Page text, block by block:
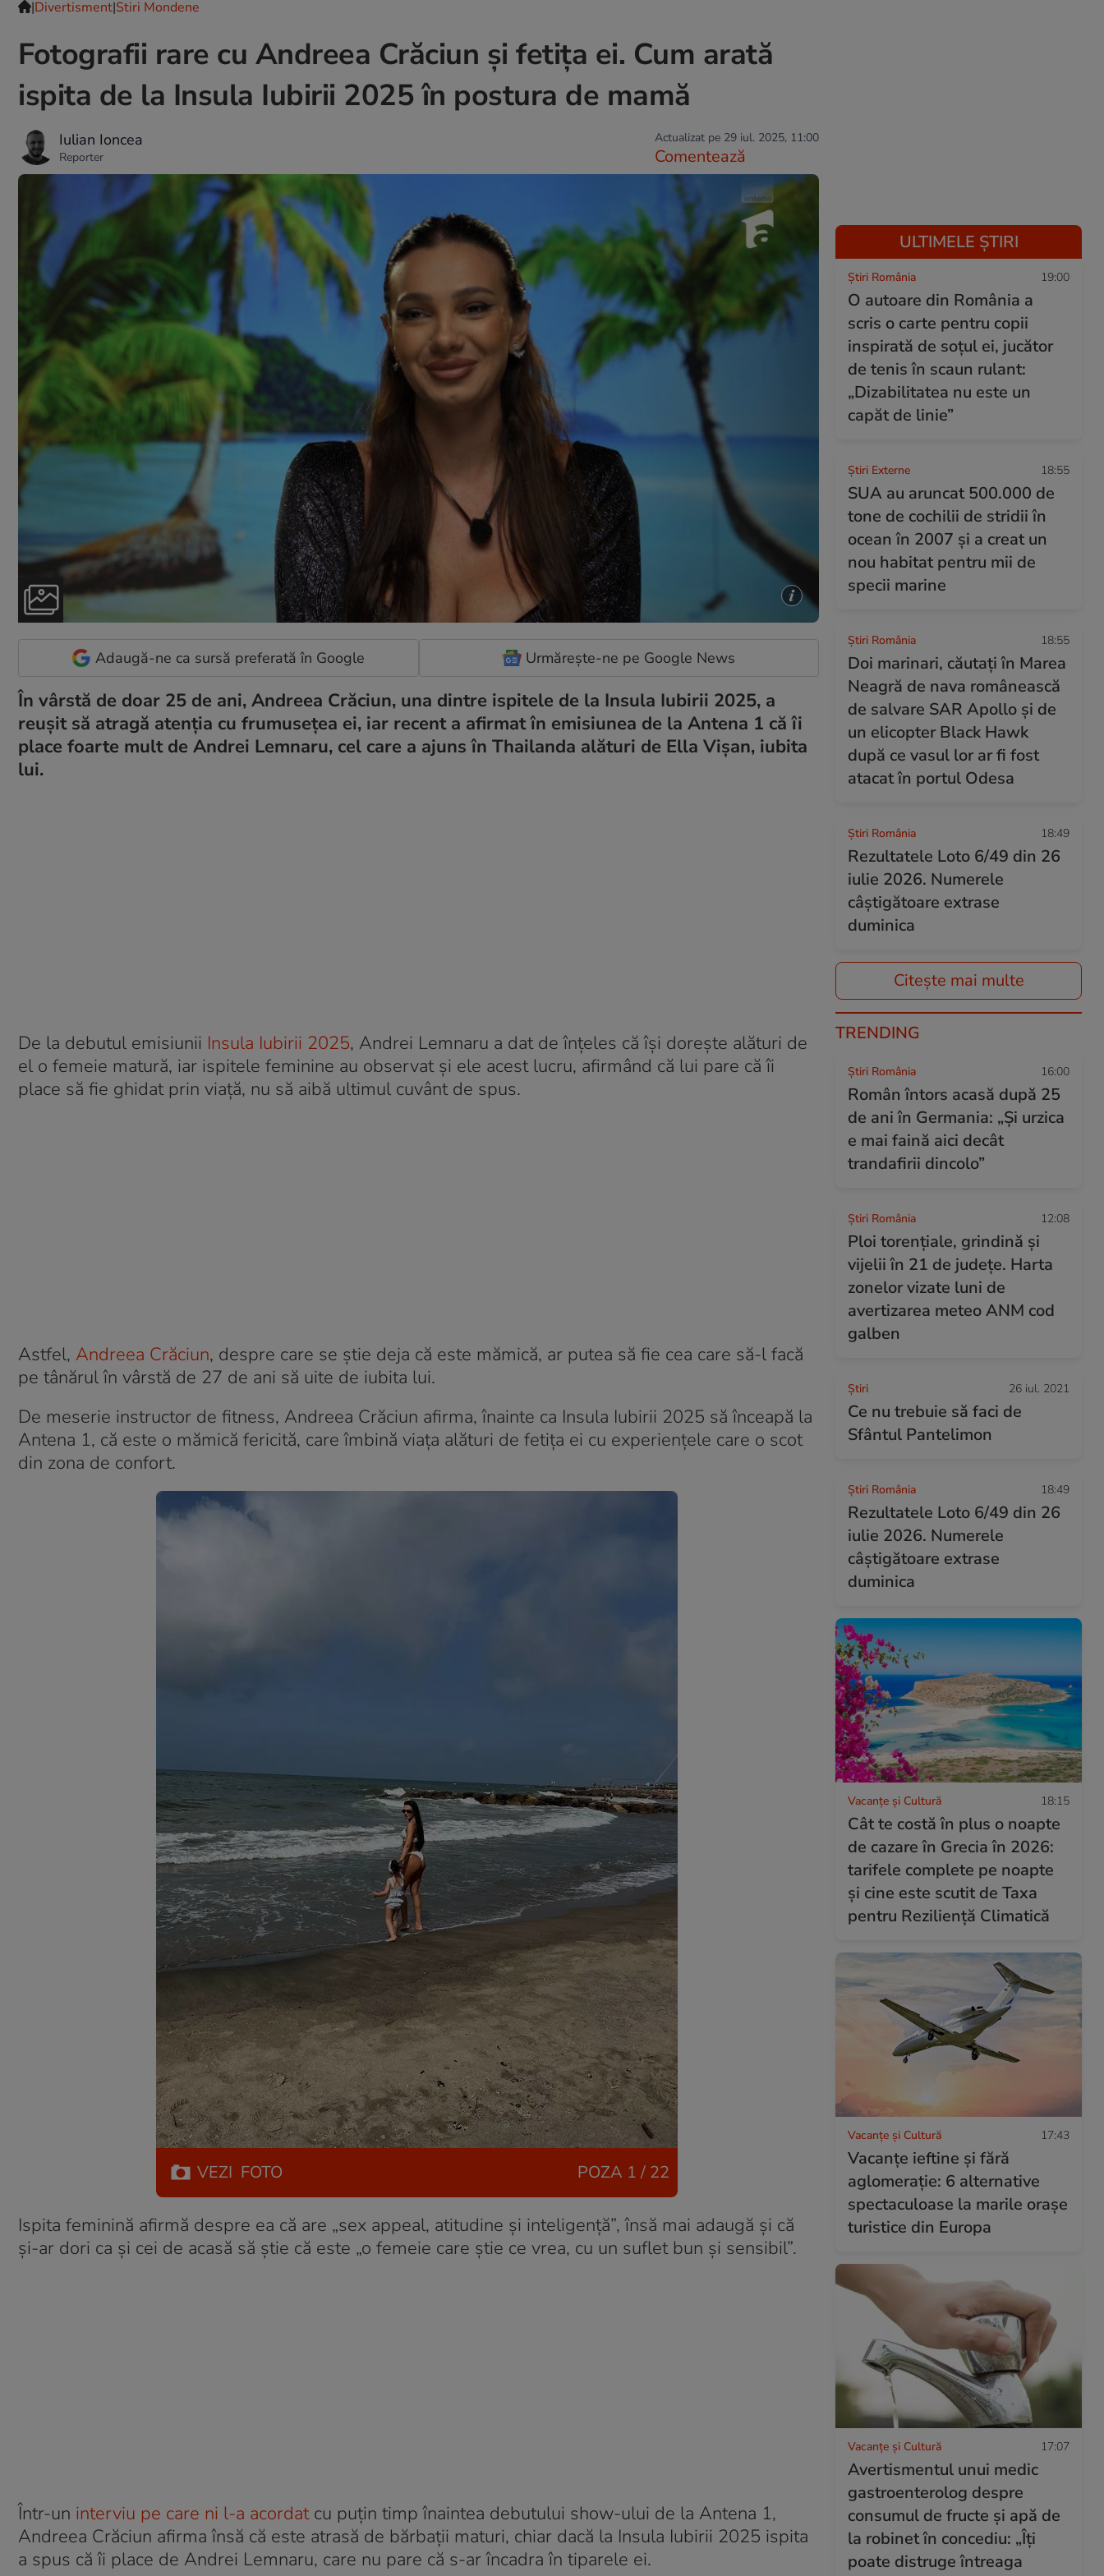
|Divertisment|Stiri Mondene
Fotografii rare cu Andreea Crăciun și fetița ei. Cum arată
ispita de la Insula Iubirii 2025 în postura de mamă
Iulian Ioncea
Reporter
Actualizat pe 29 iul. 2025, 11:00
Comentează
Adaugă-ne ca sursă preferată în Google Urmărește-ne pe Google News
În vârstă de doar 25 de ani, Andreea Crăciun, una dintre ispitele de la Insula Iubirii 2025, a
reușit să atragă atenția cu frumusețea ei, iar recent a afirmat în emisiunea de la Antena 1 că îi
place foarte mult de Andrei Lemnaru, cel care a ajuns în Thailanda alături de Ella Vișan, iubita
lui.
De la debutul emisiunii Insula Iubirii 2025, Andrei Lemnaru a dat de înțeles că își dorește alături de
el o femeie matură, iar ispitele feminine au observat și ele acest lucru, afirmând că lui pare că îi
place să fie ghidat prin viață, nu să aibă ultimul cuvânt de spus.
Astfel, Andreea Crăciun, despre care se știe deja că este mămică, ar putea să fie cea care să-l facă
pe tânărul în vârstă de 27 de ani să uite de iubita lui.
De meserie instructor de fitness, Andreea Crăciun afirma, înainte ca Insula Iubirii 2025 să înceapă la
Antena 1, că este o mămică fericită, care îmbină viața alături de fetița ei cu experiențele care o scot
din zona de confort.
VEZI FOTO POZA 1 / 22
Ispita feminină afirmă despre ea că are „sex appeal, atitudine și inteligență”, însă mai adaugă și că
și-ar dori ca și cei de acasă să știe că este „o femeie care știe ce vrea, cu un suflet bun și sensibil”.
Într-un interviu pe care ni l-a acordatcu puțin timp înaintea debutului show-ului de la Antena 1,
Andreea Crăciun afirma însă că este atrasă de bărbații maturi, chiar dacă la Insula Iubirii 2025 ispita
a spus că îi place de Andrei Lemnaru, care nu pare că s-ar încadra în tiparele ei.
ULTIMELE ȘTIRI
Știri România 19:00
O autoare din România a
scris o carte pentru copii
inspirată de soțul ei, jucător
de tenis în scaun rulant:
„Dizabilitatea nu este un
capăt de linie”
Știri Externe 18:55
SUA au aruncat 500.000 de
tone de cochilii de stridii în
ocean în 2007 și a creat un
nou habitat pentru mii de
specii marine
Știri România 18:55
Doi marinari, căutați în Marea
Neagră de nava românească
de salvare SAR Apollo și de
un elicopter Black Hawk
după ce vasul lor ar fi fost
atacat în portul Odesa
Știri România 18:49
Rezultatele Loto 6/49 din 26
iulie 2026. Numerele
câștigătoare extrase
duminica
Citește mai multe
TRENDING
Știri România 16:00
Român întors acasă după 25
de ani în Germania: „Și urzica
e mai faină aici decât
trandafirii dincolo”
Știri România 12:08
Ploi torențiale, grindină și
vijelii în 21 de județe. Harta
zonelor vizate luni de
avertizarea meteo ANM cod
galben
Ştiri 26 iul. 2021
Ce nu trebuie să faci de
Sfântul Pantelimon
Știri România 18:49
Rezultatele Loto 6/49 din 26
iulie 2026. Numerele
câștigătoare extrase
duminica
Vacanțe și Cultură 18:15
Cât te costă în plus o noapte
de cazare în Grecia în 2026:
tarifele complete pe noapte
și cine este scutit de Taxa
pentru Reziliență Climatică
Vacanțe și Cultură 17:43
Vacanțe ieftine și fără
aglomerație: 6 alternative
spectaculoase la marile orașe
turistice din Europa
Vacanțe și Cultură 17:07
Avertismentul unui medic
gastroenterolog despre
consumul de fructe și apă de
la robinet în concediu: „Îți
poate distruge întreaga